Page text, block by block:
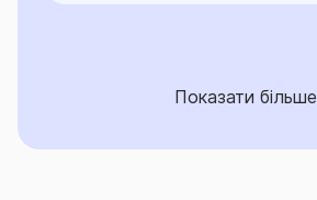
Показати більше